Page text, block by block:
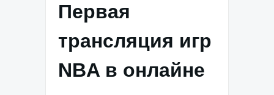
Первая
трансляция игр
NBA в онлайне